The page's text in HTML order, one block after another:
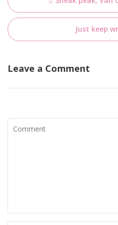
navigatie
Just keep
Leave a Comment